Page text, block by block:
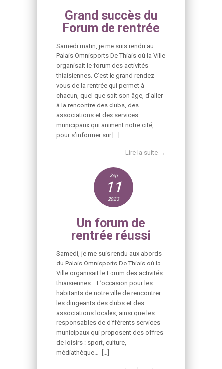
Grand succès du
Forum de rentrée
Samedi matin, je me suis rendu au
Palais Omnisports De Thiais où la Ville
organisait le forum des activités
thiaisiennes. C’est le grand rendez-
vous de la rentrée qui permet à
chacun, quel que soit son âge, d’aller
à la rencontre des clubs, des
associations et des services
municipaux qui animent notre cité,
pour s’informer sur […]
Lire la suite →
Sep
11
2023
Un forum de
rentrée réussi
Samedi, je me suis rendu aux abords
du Palais Omnisports De Thiais où la
Ville organisait le Forum des activités
thiaisiennes. L’occasion pour les
habitants de notre ville de rencontrer
les dirigeants des clubs et des
associations locales, ainsi que les
responsables de différents services
municipaux qui proposent des offres
de loisirs : sport, culture,
médiathèque… […]